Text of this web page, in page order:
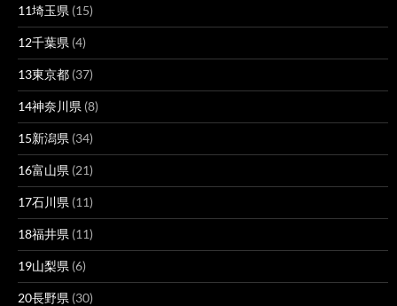
11埼玉県 (15)
12千葉県 (4)
13東京都 (37)
14神奈川県 (8)
15新潟県 (34)
16富山県 (21)
17石川県 (11)
18福井県 (11)
19山梨県 (6)
20長野県 (30)